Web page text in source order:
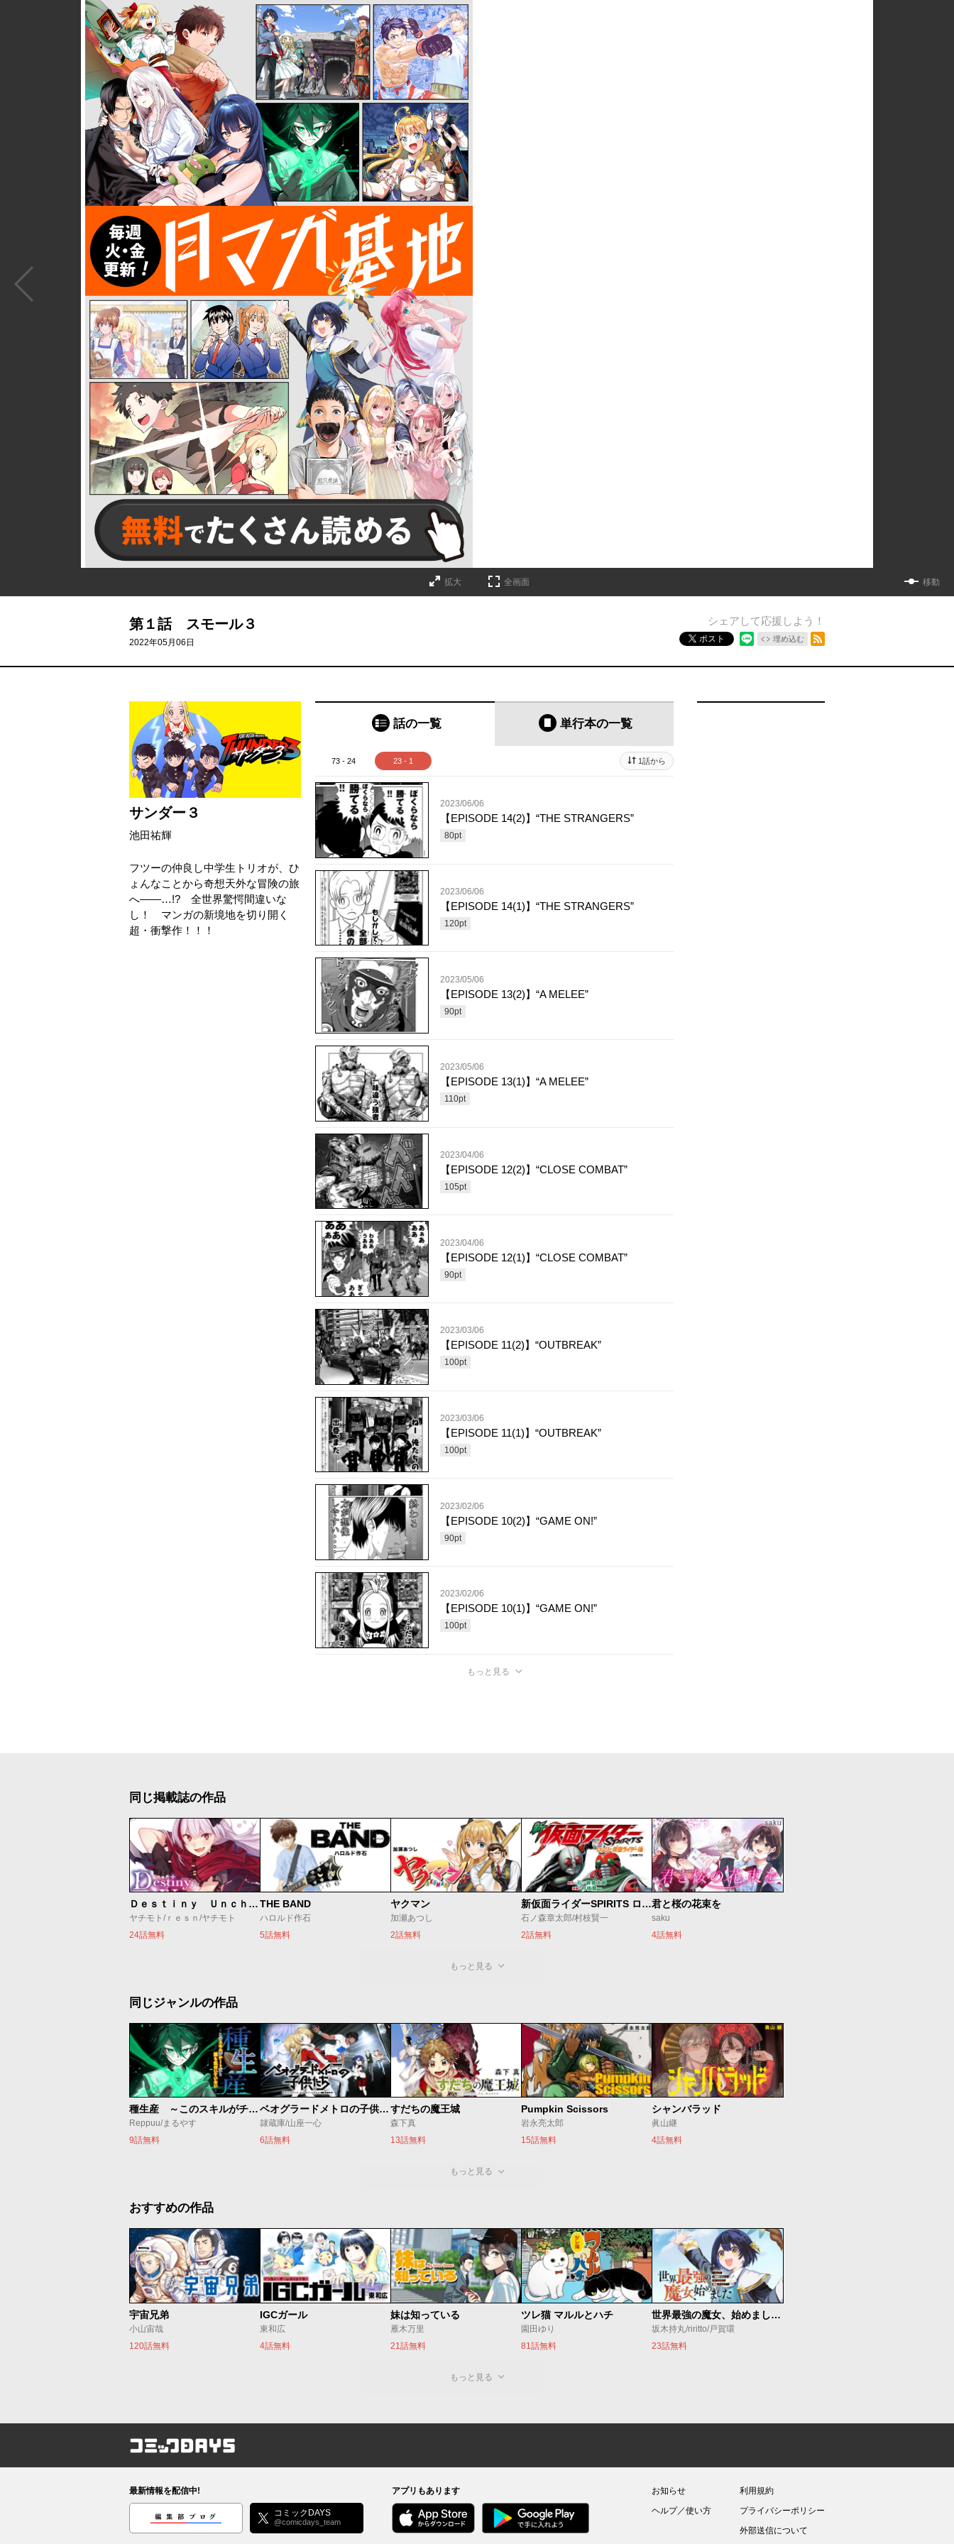
詳細ページへのリンク
拡大 全画面 移動
第１話 スモール３
2022年05月06日
シェアして応援しよう！
ポスト 埋め込む
サンダー３
池田祐輝
フツーの仲良し中学生トリオが、ひ
ょんなことから奇想天外な冒険の旅
へ――…!? 全世界驚愕間違いな
し！ マンガの新境地を切り開く
超・衝撃作！！！
話の一覧 単行本の一覧
73 - 24 23 - 1 1話から
2023/06/06
【EPISODE 14(2)】“THE STRANGERS”
80pt
2023/06/06
【EPISODE 14(1)】“THE STRANGERS”
120pt
2023/05/06
【EPISODE 13(2)】“A MELEE”
90pt
2023/05/06
【EPISODE 13(1)】“A MELEE”
110pt
2023/04/06
【EPISODE 12(2)】“CLOSE COMBAT”
105pt
2023/04/06
【EPISODE 12(1)】“CLOSE COMBAT”
90pt
2023/03/06
【EPISODE 11(2)】“OUTBREAK”
100pt
2023/03/06
【EPISODE 11(1)】“OUTBREAK”
100pt
2023/02/06
【EPISODE 10(2)】“GAME ON!”
90pt
2023/02/06
【EPISODE 10(1)】“GAME ON!”
100pt
もっと見る
同じ掲載誌の作品
Ｄｅｓｔｉｎｙ Ｕｎｃｈａｉｎ Ｏｎｌｉｎｅ 吸血鬼少女となって、やがて『赤の魔王』と呼ばれるようになりました
ヤチモト/ｒｅｓｎ/ヤチモト
24話無料
THE BAND
ハロルド作石
5話無料
ヤクマン
加瀬あつし
2話無料
新仮面ライダーSPIRITS ロンリー仮面ライダー編
石ノ森章太郎/村枝賢一
2話無料
君と桜の花束を
saku
4話無料
もっと見る
同じジャンルの作品
種生産 ～このスキルがチートだとまだ誰も気付いていない～
Reppuu/まるやす
9話無料
ベオグラードメトロの子供たち
隷蔵庫/山座一心
6話無料
すだちの魔王城
森下真
13話無料
Pumpkin Scissors
岩永亮太郎
15話無料
シャンバラッド
眞山継
4話無料
もっと見る
おすすめの作品
宇宙兄弟
小山宙哉
120話無料
IGCガール
東和広
4話無料
妹は知っている
雁木万里
21話無料
ツレ猫 マルルとハチ
園田ゆり
81話無料
世界最強の魔女、始めました ～私だけ『攻略サイト』を見れる世界で自由に生きます～
坂木持丸/riritto/戸賀環
23話無料
もっと見る
コミックDAYS
最新情報を配信中!
編集部ブログ コミックDAYS
@comicdays_team
アプリもあります
お知らせ
ヘルプ／使い方
利用規約
プライバシーポリシー
外部送信について